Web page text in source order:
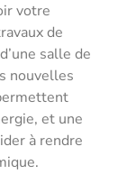
votre
de
salle de
nouvelles
et une
à rendre